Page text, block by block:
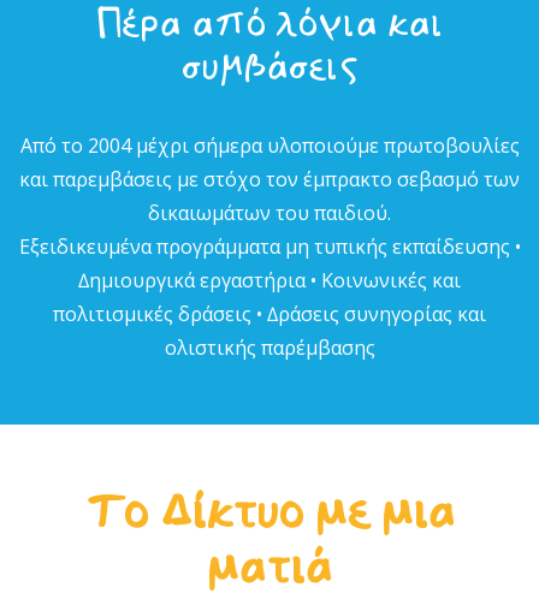
Πέρα από λόγια και
συµβάσεις
Από το 2004 µέχρι σήµερα υλοποιούµε πρωτοβουλίες
και παρεµβάσεις µε στόχο τον έµπρακτο σεβασµό των
δικαιωµάτων του παιδιού.
Εξειδικευµένα προγράµµατα µη τυπικής εκπαίδευσης •
∆ηµιουργικά εργαστήρια • Κοινωνικές και
πολιτισµικές δράσεις • ∆ράσεις συνηγορίας και
ολιστικής παρέµβασης
Το Δίκτυο με μια
ματιά